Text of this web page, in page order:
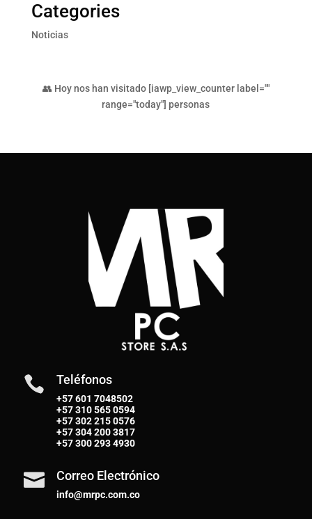
Categories
Noticias
👥 Hoy nos han visitado [iawp_view_counter label=""
range="today"] personas
 Teléfonos
+57 601 7048502
+57310 565 0594
+57302 215 0576
+57304 200 3817
+57300 293 4930
 Correo Electrónico
info@mrpc.com.co